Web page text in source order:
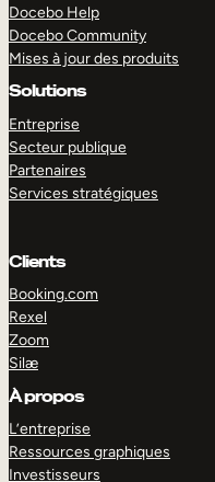
Docebo Help
Docebo Community
Mises à jour des produits
Solutions
Entreprise
Secteur publique
Partenaires
Services stratégiques
Clients
Booking.com
Rexel
Zoom
Silæ
À propos
L’entreprise
Ressources graphiques
Investisseurs